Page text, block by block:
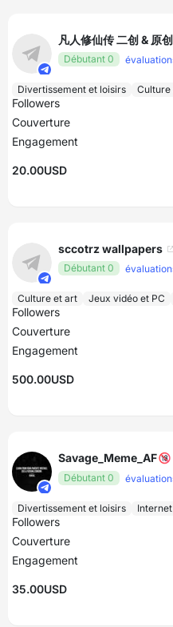
凡人修仙传 二创 & 原
Débutant 0
Divertissement et loisirs Culture
Followers
Couverture
Engagement
20.00USD
sccotrz wallpapers
Débutant 0
Culture et art Jeux vidéo et PC
Followers
Couverture
Engagement
500.00USD
Savage_Meme_AF🔞
Débutant 0
Divertissement et loisirs Internet
Followers
Couverture
Engagement
35.00USD